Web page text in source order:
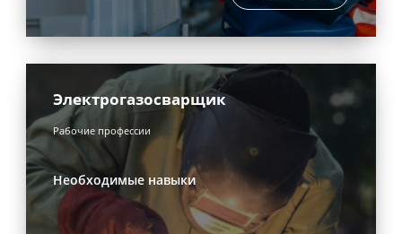
Электрогазосварщик
Рабочие профессии
Необходимые навыки